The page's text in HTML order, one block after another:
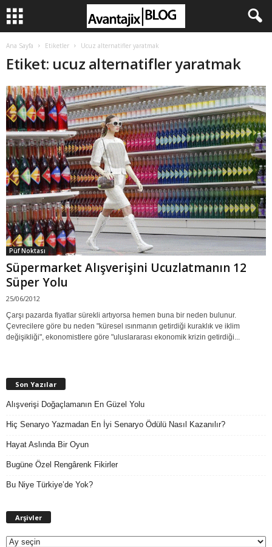
Ana Sayfa Etiketler Ucuz alternatifler yaratmak
Etiket: ucuz alternatifler yaratmak
Püf Noktası
Süpermarket Alışverişini Ucuzlatmanın 12
Süper Yolu
25/06/2012
Çarşı pazarda fiyatlar sürekli artıyorsa hemen buna bir neden bulunur.
Çevrecilere göre bu neden "küresel ısınmanın getirdiği kuraklık ve iklim
değişikliği", ekonomistlere göre "uluslararası ekonomik krizin getirdiği...
Son Yazılar
Alışverişi Doğaçlamanın En Güzel Yolu
Hiç Senaryo Yazmadan En İyi Senaryo Ödülü Nasıl Kazanılır?
Hayat Aslında Bir Oyun
Bugüne Özel Rengârenk Fikirler
Bu Niye Türkiye’de Yok?
Arşivler